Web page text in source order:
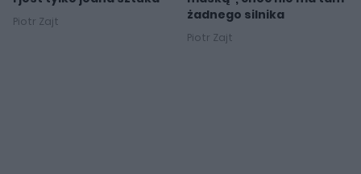
Piotr Zajt
żadnego silnika
Piotr Zajt